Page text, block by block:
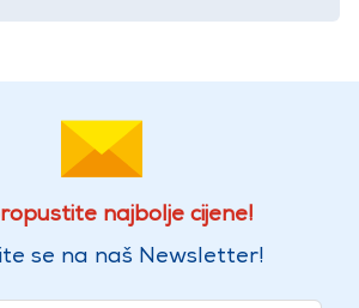
najbolje cijene!
se na naš Newsletter!